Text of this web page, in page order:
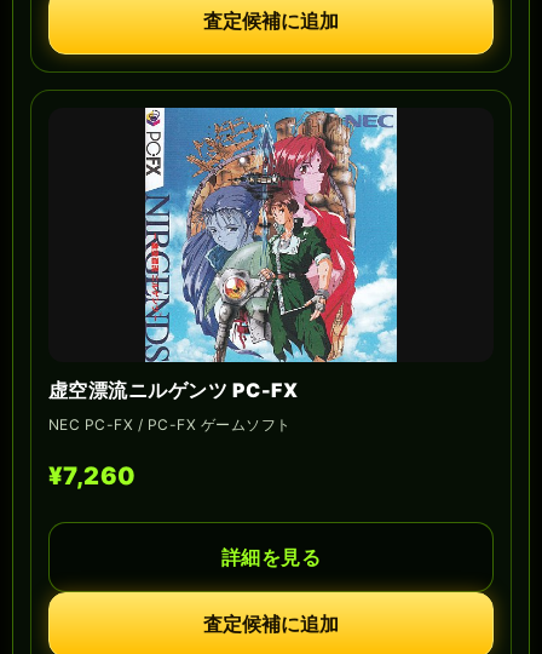
査定候補に追加
虚空漂流ニルゲンツ PC-FX
NEC PC-FX / PC-FX ゲームソフト
¥7,260
詳細を見る
査定候補に追加